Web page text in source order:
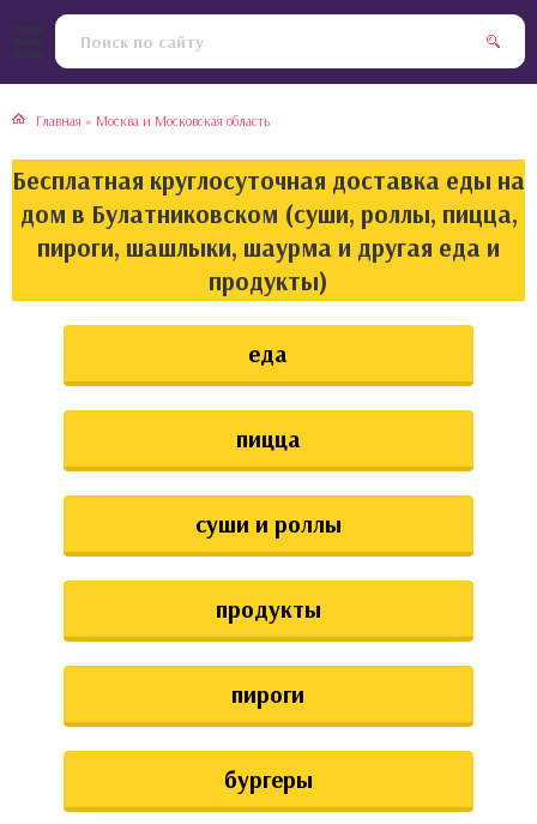
Главная » Москва и Московская область
Бесплатная круглосуточная доставка еды на
дом в Булатниковском (суши, роллы, пицца,
пироги, шашлыки, шаурма и другая еда и
продукты)
еда
пицца
суши и роллы
продукты
пироги
бургеры
кухня
кухня
кухня
кухня
булочки